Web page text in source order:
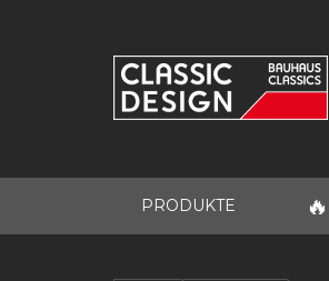
PRODUKTE 🔥